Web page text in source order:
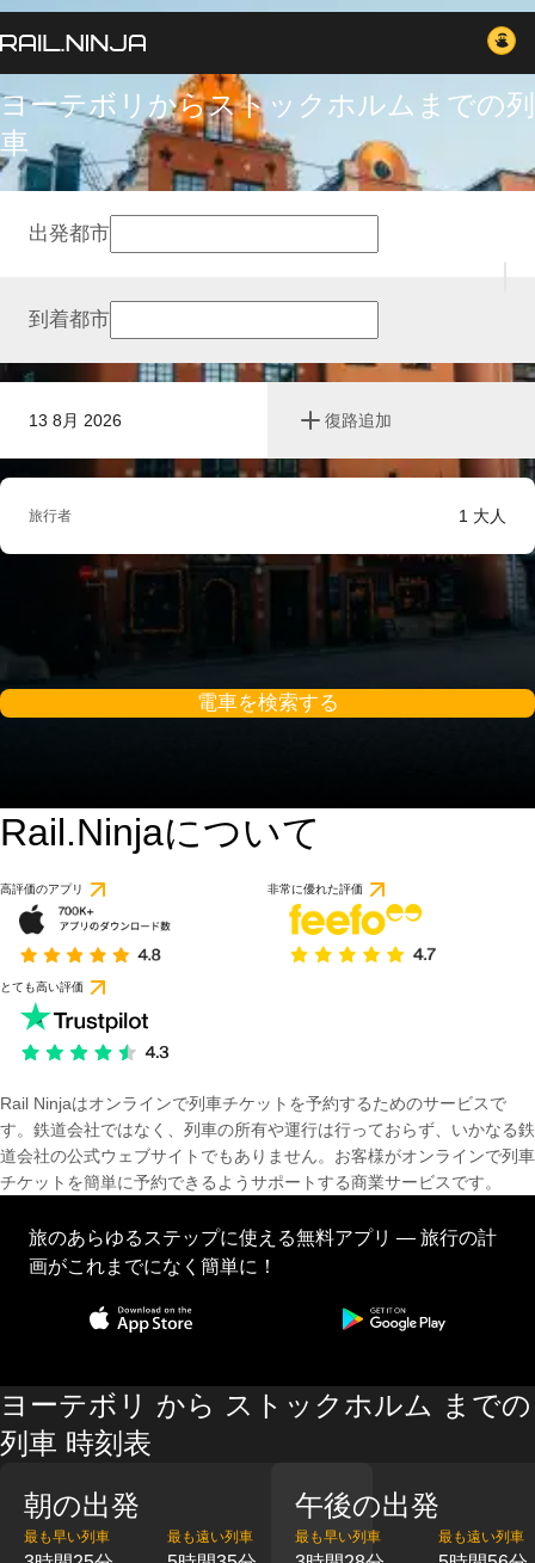
ヨーテボリからストックホルムまでの列
車
13 8月 2026 復路追加
出発都市
到着都市
旅行者 1 大人
電車を検索する
Rail.Ninjaについて
高評価のアプリ 非常に優れた評価
とても高い評価
Rail Ninjaはオンラインで列車チケットを予約するためのサービスで
す。鉄道会社ではなく、列車の所有や運行は行っておらず、いかなる鉄
道会社の公式ウェブサイトでもありません。お客様がオンラインで列車
チケットを簡単に予約できるようサポートする商業サービスです。
旅のあらゆるステップに使える無料アプリ — 旅行の計
画がこれまでになく簡単に！
ヨーテボリ から ストックホルム までの
列車 時刻表
朝の出発
最も早い列車 最も遠い列車
午後の出発
最も早い列車 最も遠い列車
60件のレビューに基